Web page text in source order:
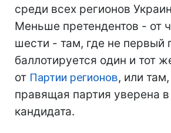
среди всех регионов
Меньше претендентов - от
шести - там, где не первый
баллотируется один и тот
от Партии регионов, или там,
правящая партия уверена
кандидата.